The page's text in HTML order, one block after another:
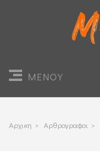
ΜΕΝΟΥ
Αρχικη > Αρθρογραφοι >